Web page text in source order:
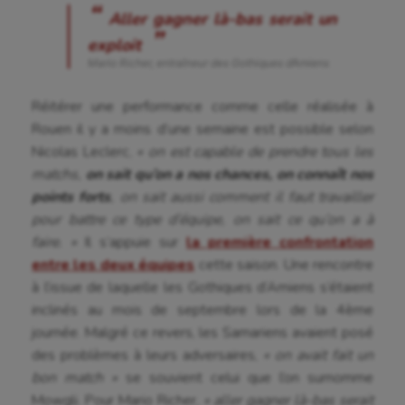
Aéronautique
Athlétisme
Auto
Aller gagner là-bas serait un
exploit
Réitérer une performance comme celle réalisée à
Rouen il y a moins d’une semaine est possible selon
Nicolas Leclerc,
« on est capable de prendre tous les
matchs, on sait qu’on a nos chances, on connaît nos
points forts, on sait aussi comment il faut travailler
pour battre ce type d’équipe, on sait ce qu’on a à
faire. »
Il s’appuie sur la première confrontation
entre les deux équipes cette saison. Une rencontre
à l’issue de laquelle les Gothiques d’Amiens s’étaient
inclinés au mois de septembre lors de la 4ème
journée. Malgré ce revers, les Samariens avaient posé
des problèmes à leurs adversaires,
« on avait fait un
bon match »
se souvient celui que l’on surnomme
Mowgli. Pour Mario Richer,
« aller gagner là-bas serait